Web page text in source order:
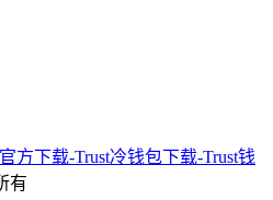
方下载-Trust冷钱包下载-Trust钱
有